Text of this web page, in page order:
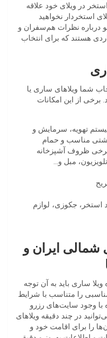
در ویلای خود علاقه
استخر‌دار نخواهید
درباره نظرات هم‌سفران و
هستند که برای انتخاب
شما ویلا‌های ساری یا
برخی از این امکانات
تهویه، سرمایش و
مناسب و حمام
برخی ظروف آشپزخانه
مبل و…
استخر، جکوزی، لوازم
شمالی ایران و
ساری باید به آن توجه
را متناسب با شرایط
با وجود سایت‌های رزرو
در چند دقیقه ویلاهای
را برای اقامت خود و